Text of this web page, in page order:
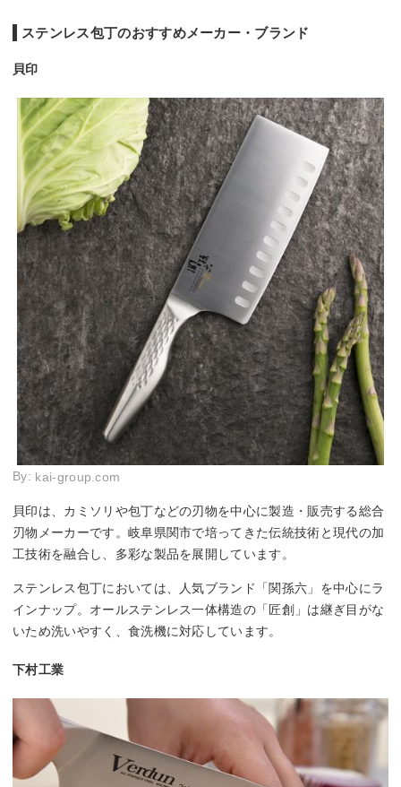
ステンレス包丁のおすすめメーカー・ブランド
貝印
By: kai-group.com
貝印は、カミソリや包丁などの刃物を中心に製造・販売する総合
刃物メーカーです。岐阜県関市で培ってきた伝統技術と現代の加
工技術を融合し、多彩な製品を展開しています。
ステンレス包丁においては、人気ブランド「関孫六」を中心にラ
インナップ。オールステンレス一体構造の「匠創」は継ぎ目がな
いため洗いやすく、食洗機に対応しています。
下村工業